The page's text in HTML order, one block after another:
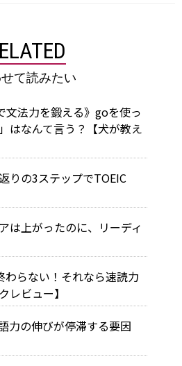
て読みたい
文法力を鍛える》goを使っ
はなんて言う？【犬が教え
りの3ステップでTOEIC
は上がったのに、リーディ
わらない！それなら速読力
レビュー】
力の伸びが停滞する要因